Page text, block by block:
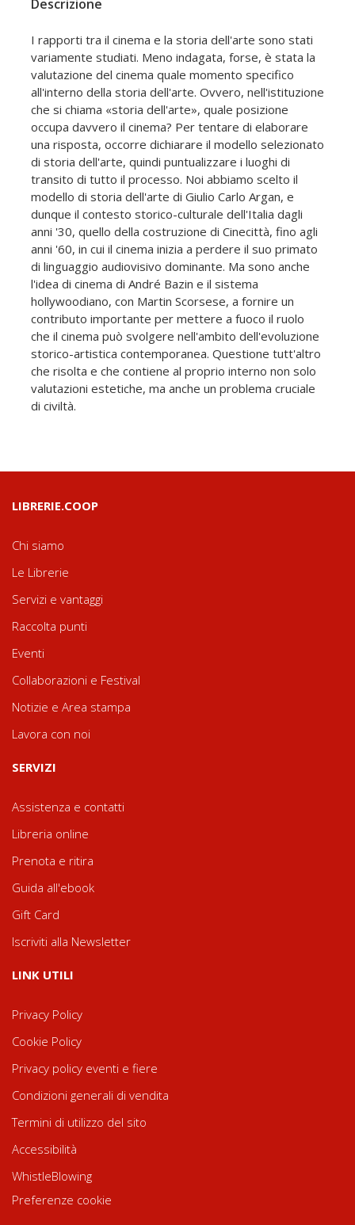
Descrizione
I rapporti tra il cinema e la storia dell'arte sono stati
variamente studiati. Meno indagata, forse, è stata la
valutazione del cinema quale momento specifico
all'interno della storia dell'arte. Ovvero, nell'istituzione
che si chiama «storia dell'arte», quale posizione
occupa davvero il cinema? Per tentare di elaborare
una risposta, occorre dichiarare il modello selezionato
di storia dell'arte, quindi puntualizzare i luoghi di
transito di tutto il processo. Noi abbiamo scelto il
modello di storia dell'arte di Giulio Carlo Argan, e
dunque il contesto storico-culturale dell'Italia dagli
anni '30, quello della costruzione di Cinecittà, fino agli
anni '60, in cui il cinema inizia a perdere il suo primato
di linguaggio audiovisivo dominante. Ma sono anche
l'idea di cinema di André Bazin e il sistema
hollywoodiano, con Martin Scorsese, a fornire un
contributo importante per mettere a fuoco il ruolo
che il cinema può svolgere nell'ambito dell'evoluzione
storico-artistica contemporanea. Questione tutt'altro
che risolta e che contiene al proprio interno non solo
valutazioni estetiche, ma anche un problema cruciale
di civiltà.
LIBRERIE.COOP
Chi siamo
Le Librerie
Servizi e vantaggi
Raccolta punti
Eventi
Collaborazioni e Festival
Notizie e Area stampa
Lavora con noi
SERVIZI
Assistenza e contatti
Libreria online
Prenota e ritira
Guida all'ebook
Gift Card
Iscriviti alla Newsletter
LINK UTILI
Privacy Policy
Cookie Policy
Privacy policy eventi e fiere
Condizioni generali di vendita
Termini di utilizzo del sito
Accessibilità
WhistleBlowing
Preferenze cookie